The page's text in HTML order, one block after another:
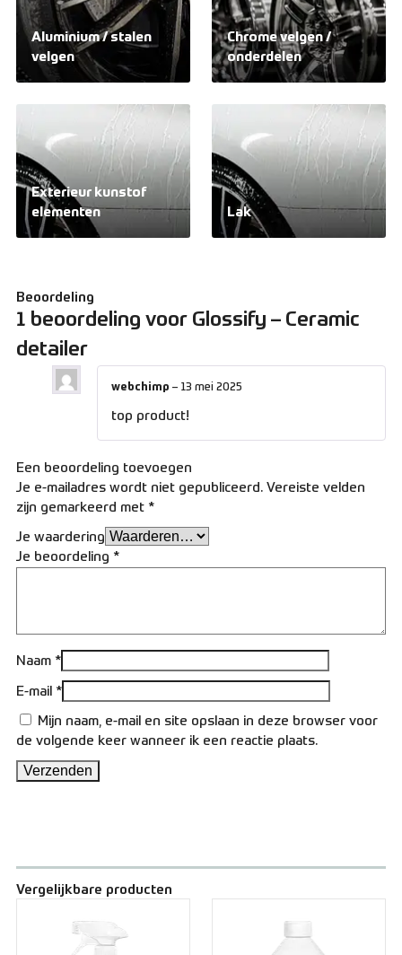
Aluminium / stalen
velgen
Chrome velgen /
onderdelen
Exterieur kunstof
elementen
Lak
Beoordeling
1 beoordeling voor Glossify – Ceramic
detailer
webchimp– 13 mei 2025
top product!
Een beoordeling toevoegen
Je e-mailadres wordt niet gepubliceerd. Vereiste velden
zijn gemarkeerd met *
Je waardering
Je beoordeling *
Naam *
E-mail *
Mijn naam, e-mail en site opslaan in deze browser voor
de volgende keer wanneer ik een reactie plaats.
Vergelijkbare producten